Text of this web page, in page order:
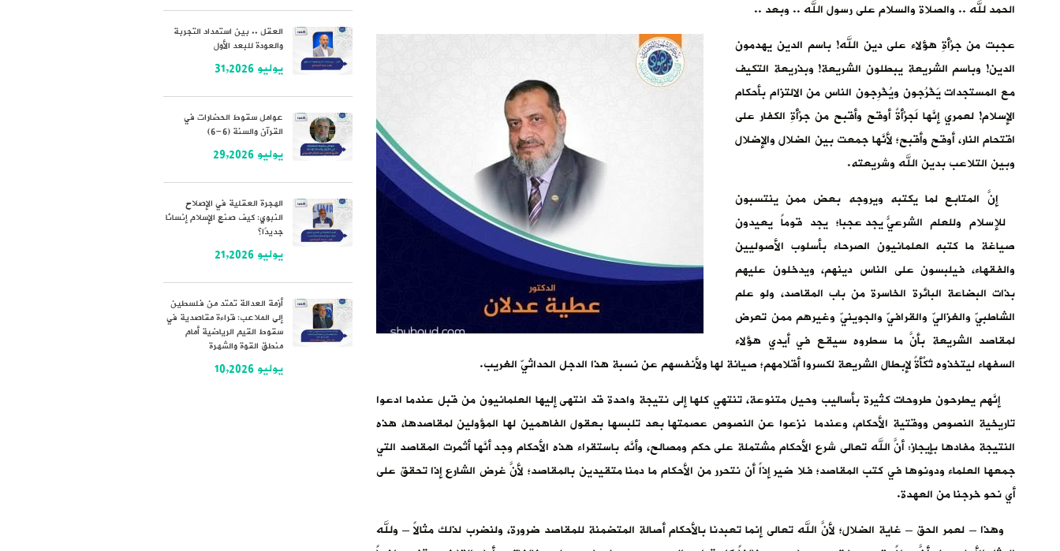
الحمد لله .. والصلاة والسلام على رسول الله .. وبعد ..
عجبت من جرْأَةِ هؤلاء على دين الله! باسم الدين يهدمون
الدين! وباسم الشريعة يبطلون الشريعة! وبذريعة التكيف
مع المستجدات يَخْرُجون ويُخْرِجون الناس من الالتزام بأحكام
الإسلام! لعمري إنَّها لَجرْأَةٌ أوقح وأقبح من جرْأَةِ الكفار على
اقتحام النار، أوقح وأقبح؛ لأنَّها جمعت بين الضلال والإضلال
وبين التلاعب بدين الله وشريعته.
إنَّ المتابع لما يكتبه ويروجه بعض ممن ينتسبون
للإسلام وللعلم الشرعيّ يجد عجباً؛ يجد قوماً يعيدون
صياغة ما كتبه العلمانيون الصرحاء بأسلوب الأصوليين
والفقهاء، فيلبسون على الناس دينهم، ويدخلون عليهم
بذات البضاعة البائرة الخاسرة من باب المقاصد، ولو علم
الشاطبيّ والغزاليّ والقرافيّ والجوينيّ وغيرهم ممن تعرض
لمقاصد الشريعة بأنَّ ما سطروه سيقع في أيدي هؤلاء
السفهاء ليتخذوه تُكْأَةً لإبطال الشريعة لكسروا أقلامهم؛ صيانة لها ولأنفسهم عن نسبة هذا الدجل الحداثيّ الغريب.
إنَّهم يطرحون طروحات كثيرة بأساليب وحيل متنوعة، تنتهي كلها إلى نتيجة واحدة قد انتهى إليها العلمانيون من قبل عندما ادعوا
تاريخية النصوص ووقتية الأحكام، وعندما نزعوا عن النصوص عصمتها بعد تلبسها بعقول الفاهمين لها المؤولين لمقاصدها، هذه
النتيجة مفادها بإيجاز: أنَّ الله تعالى شرع الأحكام مشتملة على حكم ومصالح، وأنَّه باستقراء هذه الأحكام وجد أنَّها أثمرت المقاصد التي
جمعها العلماء ودونوها في كتب المقاصد؛ فلا ضير إذاً أن نتحرر من الأحكام ما دمنا متقيدين بالمقاصد؛ لأنَّ غرض الشارع إذا تحقق على
أي نحو خرجنا من العهدة.
وهذا – لعمر الحق – غاية الضلال؛ لأنَّ الله تعالى إنما تعبدنا بالأحكام أصالة المتضمنة للمقاصد ضرورة، ولنضرب لذلك مثالاً – ولله
العقل .. بين استمداد التجربة
والعودة للبعد الأول
يوليو 31,2026
عوامل سقوط الحضارات في
القرآن والسنة (6-6)
يوليو 29,2026
الهجرة العقلية في الإصلاح
النبوي: كيف صنع الإسلام إنسانًا
جديدًا؟
يوليو 21,2026
أزمة العدالة تمتد من فلسطين
إلى الملاعب: قراءة مقاصدية في
سقوط القيم الرياضية أمام
منطق القوة والشهرة
يوليو 10,2026